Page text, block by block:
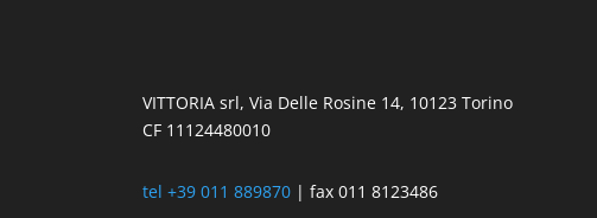
VITTORIA srl, Via Delle Rosine 14, 10123 Torino
CF 11124480010
tel +39 011 889870| fax 011 8123486